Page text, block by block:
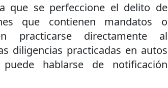
que se perfeccione el delito de
que contienen mandatos o
practicarse directamente al
diligencias practicadas en autos
hablarse de notificación